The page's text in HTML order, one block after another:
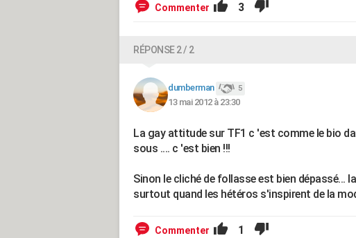
Commenter 3
RÉPONSE 2 / 2
dumberman 5
13 mai 2012 à 23:30
La gay attitude sur TF1 c 'est comme le bio
sous .... c 'est bien !!!
Sinon le cliché de follasse est bien dépassé...
surtout quand les hétéros s'inspirent de la
Commenter 1